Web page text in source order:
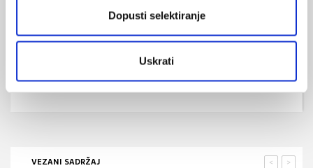
Dopusti selektiranje
Uskrati
suicid
VEZANI SADRŽAJ >
<